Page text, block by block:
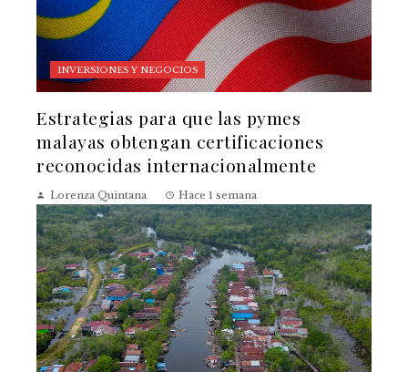
INVERSIONES Y NEGOCIOS
Estrategias para que las pymes
malayas obtengan certificaciones
reconocidas internacionalmente
Lorenza Quintana Hace 1 semana